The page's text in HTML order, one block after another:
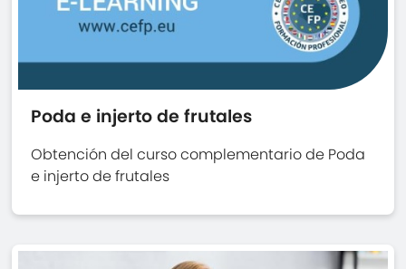
Poda e injerto de frutales
Obtención del curso complementario de Poda
e injerto de frutales